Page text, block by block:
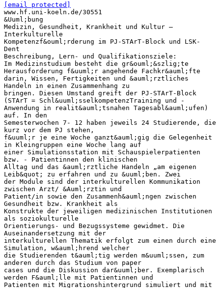
[email protected]
www.hf.uni-koeln.de/30551
&Uuml;bung
Medizin, Gesundheit, Krankheit und Kultur –
Interkulturelle
Kompetenzf&ouml;rderung im PJ-STArT-Block und LSK-
Dent
Beschreibung, Lern- und Qualifikationsziele:
Im Medizinstudium besteht die gr&ouml;&szlig;te
Herausforderung f&uuml;r angehende Fachkr&auml;fte
darin, Wissen, Fertigkeiten und &auml;rztliches
Handeln in einen Zusammenhang zu
bringen. Diesen Umstand greift der PJ-STArT-Block
(STArT = Schl&uuml;sselkompetenzTraining und -
Anwendung in realit&auml;tsnahen Tagesabl&auml;ufen)
auf. In den
Semesterwochen 7- 12 haben jeweils 24 Studierende, die
kurz vor dem PJ stehen,
f&uuml;r je eine Woche ganzt&auml;gig die Gelegenheit
in Kleingruppen eine Woche lang auf
einer Simulationsstation mit Schauspielerpatienten
bzw. - Patientinnen den klinischen
Alltag und das &auml;rztliche Handeln „am eigenen
Leib&quot; zu erfahren und zu &uuml;ben. Zwei
der Module sind der interkulturellen Kommunikation
zwischen Arzt/ &Auml;rztin und
Patient/in sowie den Zusammenh&auml;ngen zwischen
Gesundheit bzw. Krankheit als
Konstrukte der jeweiligen medizinischen Institutionen
als soziokulturelle
Orientierungs- und Bezugssysteme gewidmet. Die
Auseinandersetzung mit der
interkulturellen Thematik erfolgt zum einen durch eine
Simulation, w&auml;hrend welcher
die Studierenden t&auml;tig werden m&uuml;ssen, zum
anderen durch das Studium von paper
cases und die Diskussion dar&uuml;ber. Exemplarisch
werden F&auml;lle mit Patientinnen und
Patienten mit Migrationshintergrund simuliert und mit